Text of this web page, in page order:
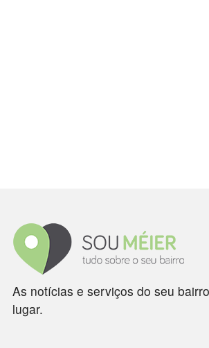
As notícias e serviços do seu
lugar.